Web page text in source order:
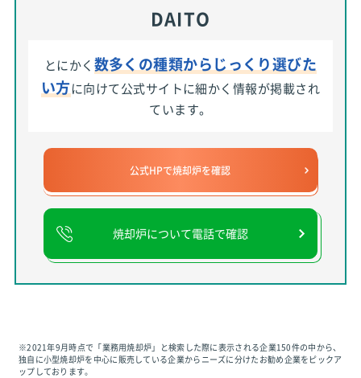
DAITO
とにかく 数多くの種類からじっくり選びた
い方に向けて公式サイトに細かく情報が掲載され
ています。
公式HPで焼却炉を確認
焼却炉について電話で確認
※2021年9月時点で「業務用焼却炉」と検索した際に表示される企業150件の中から、
独自に小型焼却炉を中心に販売している企業からニーズに分けたお勧め企業をピックア
ップしております。